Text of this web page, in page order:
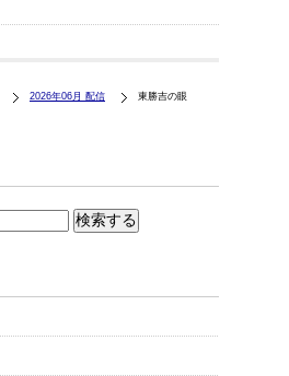
2026年06月 配信 東勝吉の眼